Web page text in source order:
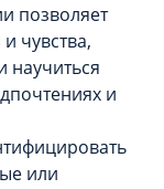
позволяет
чувства,
научиться
и
или